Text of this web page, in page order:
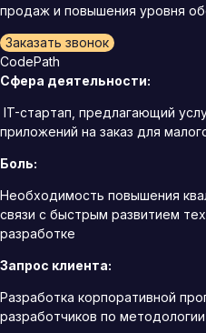
продаж и повышения уровня
Заказать звонок
CodePath
Сфера деятельности:
IT-стартап, предлагающий
приложений на заказ для
Боль:
Необходимость повышения
связи с быстрым развитием
разработке
Запрос клиента:
Разработка корпоративной
разработчиков по